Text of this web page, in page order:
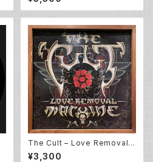
The Cult – Love Removal
Machine (12EP)
¥3,300